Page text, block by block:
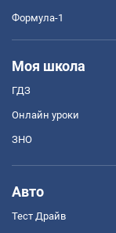
Формула-1
Моя школа
ГДЗ
Онлайн уроки
ЗНО
Авто
Тест Драйв